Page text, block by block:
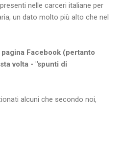
nelle carceri italiane per
un dato molto più alto che nel
Facebook (pertanto
volta - "spunti di
alcuni che secondo noi,